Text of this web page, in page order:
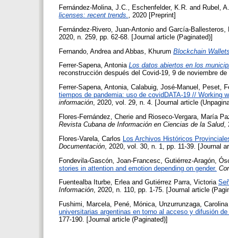
Fernández-Molina, J.C.
Eschenfelder, K.R. and Rubel, A.
licenses: recent trends.
, 2020 [Preprint]
Fernández-Rivero, Juan-Antonio and García-Ballesteros,
2020, n. 259, pp. 62-68. [Journal article (Paginated)]
Fernando, Andrea and Abbas, Khurum Blockchain
Ferrer-Sapena, Antonia Los datos abiertos en los
reconstrucción después del Covid-19, 9 de noviembre
Ferrer-Sapena, Antonia, Calabuig, José-Manuel , Peset,
tiempos de pandemia: uso de covidDATA-19 // Working
información, 2020, vol. 29, n. 4. [Journal article
Flores-Fernández, Cherie and Rioseco-Vergara, María
Revista Cubana de Información en Ciencias de la Salud,
Flores-Varela, Carlos Los Archivos Históricos
Documentación , 2020, vol. 30, n. 1, pp. 11-39. [Journal
Fondevila-Gascón, Joan-Francesc Gutiérrez-Aragón,
stories in attention and emotion depending on gender.
Fuentealba Iturbe, Erleaand Gutiérrez Parra, Victoria
Información, 2020, n. 110, pp. 1-75. [Journal article
Fushimi, Marcela, Pené, Mónica, Unzurrunzaga, Carolina
universitarias argentinas en torno al acceso y difusión
177-190. [Journal article (Paginated)]